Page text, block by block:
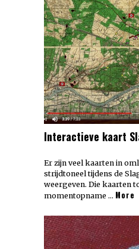
Interactieve kaart
Er zijn veel kaarten in
strijdtoneel tijdens de
weergeven. Die kaarten
momentopname … More